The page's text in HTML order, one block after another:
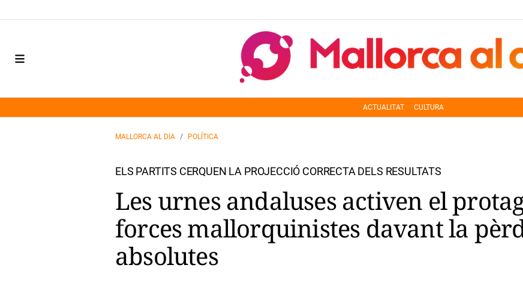
ACTUALITAT CULTURA
MALLORCA AL DIA POLÍTICA
ELS PARTITS CERQUEN LA PROJECCIÓ CORRECTA DELS RESULTATS
Les urnes andaluses activen el
forces mallorquinistes davant la
absolutes